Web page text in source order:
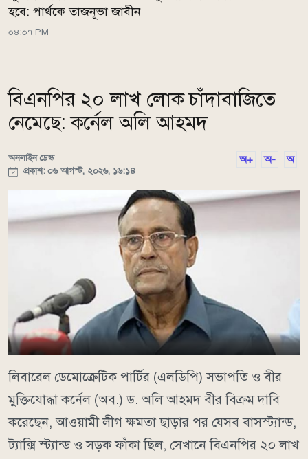
হবে: পার্থকে তাজনূভা জাবীন
০৪:০৭ PM
বিএনপির ২০ লাখ লোক চাঁদাবাজিতে
নেমেছে: কর্নেল অলি আহমদ
অনলাইন ডেস্ক
প্রকাশ: ০৬ আগস্ট, ২০২৬, ১৬:১৪
অ+ অ- অ
লিবারেল ডেমোক্রেটিক পার্টির (এলডিপি) সভাপতি ও বীর
মুক্তিযোদ্ধা কর্নেল (অব.) ড. অলি আহমদ বীর বিক্রম দাবি
করেছেন, আওয়ামী লীগ ক্ষমতা ছাড়ার পর যেসব বাসস্ট্যান্ড,
ট্যাক্সি স্ট্যান্ড ও সড়ক ফাঁকা ছিল, সেখানে বিএনপির ২০ লাখ